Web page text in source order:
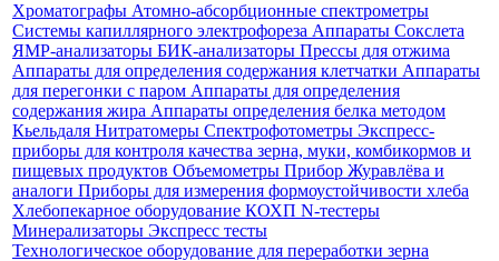
Хроматографы Атомно-абсорбционные спектрометры
Системы капиллярного электрофореза Аппараты Сокслета
ЯМР-анализаторы БИК-анализаторы Прессы для отжима
Аппараты для определения содержания клетчатки Аппараты
для перегонки с паром Аппараты для определения
содержания жира Аппараты определения белка методом
Кьельдаля Нитратомеры Спектрофотометры Экспресс-
приборы для контроля качества зерна, муки, комбикормов и
пищевых продуктов Объемометры Прибор Журавлёва и
аналоги Приборы для измерения формоустойчивости хлеба
Хлебопекарное оборудование КОХП N-тестеры
Минерализаторы Экспресс тесты
Технологическое оборудование для переработки зерна